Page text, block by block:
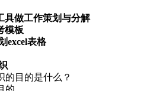
具做工作策划与分解
模板
excel表格
的目的是什么？
的